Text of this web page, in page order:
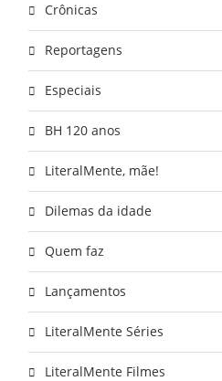
Crônicas
Reportagens
Especiais
BH 120 anos
LiteralMente, mãe!
Dilemas da idade
Quem faz
Lançamentos
LiteralMente Séries
LiteralMente Filmes